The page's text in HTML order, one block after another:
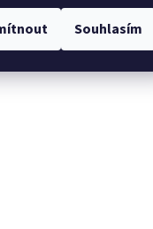
Souhlasím